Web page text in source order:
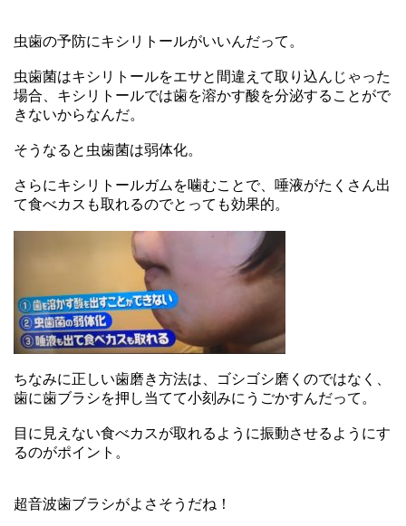
虫歯の予防にキシリトールがいいんだって。
虫歯菌はキシリトールをエサと間違えて取り込んじゃった
場合、キシリトールでは歯を溶かす酸を分泌することがで
きないからなんだ。
そうなると虫歯菌は弱体化。
さらにキシリトールガムを噛むことで、唾液がたくさん出
て食べカスも取れるのでとっても効果的。
ちなみに正しい歯磨き方法は、ゴシゴシ磨くのではなく、
歯に歯ブラシを押し当てて小刻みにうごかすんだって。
目に見えない食べカスが取れるように振動させるようにす
るのがポイント。
超音波歯ブラシがよさそうだね！